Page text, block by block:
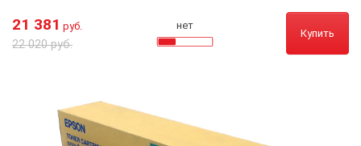
21 381 руб.
22 020 руб.
нет
Купить